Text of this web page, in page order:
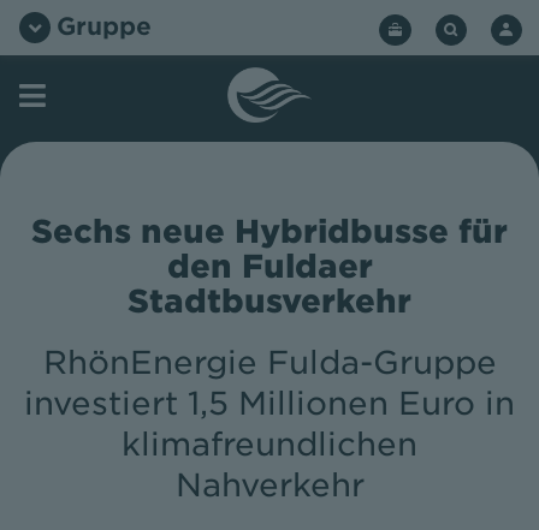
Zum
InhaltGruppe
Sechs neue Hybridbusse für
den Fuldaer
Stadtbusverkehr
RhönEnergie Fulda-Gruppe
investiert 1,5 Millionen Euro in
klimafreundlichen
Nahverkehr